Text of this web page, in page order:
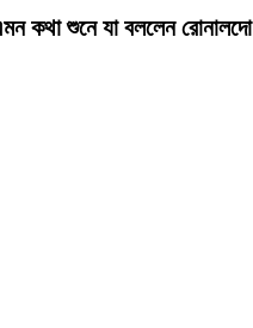
কথা শুনে যা বললেন রোনালদো